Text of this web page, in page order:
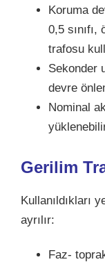
Koruma
0,5 sınıfı,
trafosu
Sekonder
devre
Nominal
Gerilim
Kullanıldıkları
ayrılır:
Faz-